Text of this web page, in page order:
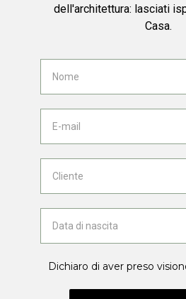
dell'architettura: lasciati
Casa.
Dichiaro di aver preso